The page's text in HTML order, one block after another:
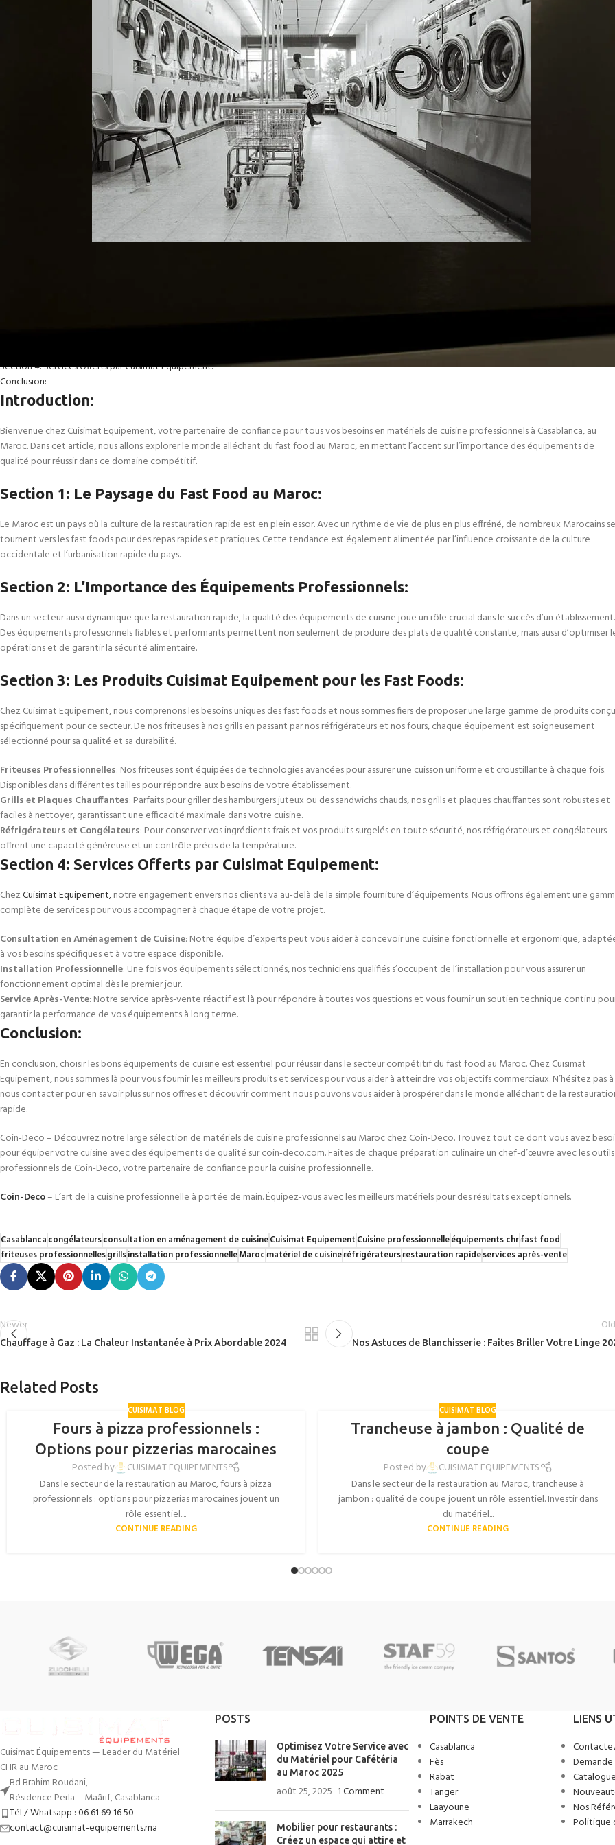
Section 4: Services Offerts par Cuisimat Equipement:
Conclusion:
Introduction:
Bienvenue chez Cuisimat Equipement, votre partenaire de confiance pour tous vos besoins en matériels de cuisine professionnels à Casablanca, au
Maroc. Dans cet article, nous allons explorer le monde alléchant du fast food au Maroc, en mettant l’accent sur l’importance des équipements de
qualité pour réussir dans ce domaine compétitif.
Section 1: Le Paysage du Fast Food au Maroc:
Le Maroc est un pays où la culture de la restauration rapide est en plein essor. Avec un rythme de vie de plus en plus effréné, de nombreux Marocains se
tournent vers les fast foods pour des repas rapides et pratiques. Cette tendance est également alimentée par l’influence croissante de la culture
occidentale et l’urbanisation rapide du pays.
Section 2: L’Importance des Équipements Professionnels:
Dans un secteur aussi dynamique que la restauration rapide, la qualité des équipements de cuisine joue un rôle crucial dans le succès d’un établissement.
Des équipements professionnels fiables et performants permettent non seulement de produire des plats de qualité constante, mais aussi d’optimiser
opérations et de garantir la sécurité alimentaire.
Section 3: Les Produits Cuisimat Equipement pour les Fast Foods:
Chez Cuisimat Equipement, nous comprenons les besoins uniques des fast foods et nous sommes fiers de proposer une large gamme de produits
spécifiquement pour ce secteur. De nos friteuses à nos grills en passant par nos réfrigérateurs et nos fours, chaque équipement est soigneusement
sélectionné pour sa qualité et sa durabilité.
Friteuses Professionnelles: Nos friteuses sont équipées de technologies avancées pour assurer une cuisson uniforme et croustillante à chaque fois.
Disponibles dans différentes tailles pour répondre aux besoins de votre établissement.
Grills et Plaques Chauffantes: Parfaits pour griller des hamburgers juteux ou des sandwichs chauds, nos grills et plaques chauffantes sont robustes et
faciles à nettoyer, garantissant une efficacité maximale dans votre cuisine.
Réfrigérateurs et Congélateurs: Pour conserver vos ingrédients frais et vos produits surgelés en toute sécurité, nos réfrigérateurs et congélateurs
offrent une capacité généreuse et un contrôle précis de la température.
Section 4: Services Offerts par Cuisimat Equipement:
ChezCuisimat Equipement,notre engagement envers nos clients va au-delà de la simple fourniture d’équipements. Nous offrons également une
complète de services pour vous accompagner à chaque étape de votre projet.
Consultation en Aménagement de Cuisine: Notre équipe d’experts peut vous aider à concevoir une cuisine fonctionnelle et ergonomique,
à vos besoins spécifiques et à votre espace disponible.
Installation Professionnelle: Une fois vos équipements sélectionnés, nos techniciens qualifiés s’occupent de l’installation pour vous assurer un
fonctionnement optimal dès le premier jour.
Service Après-Vente: Notre service après-vente réactif est là pour répondre à toutes vos questions et vous fournir un soutien technique continu
garantir la performance de vos équipements à long terme.
Conclusion:
En conclusion, choisir les bons équipements de cuisine est essentiel pour réussir dans le secteur compétitif du fast food au Maroc. Chez Cuisimat
Equipement, nous sommes là pour vous fournir les meilleurs produits et services pour vous aider à atteindre vos objectifs commerciaux. N’hésitez pas à
nous contacter pour en savoir plus sur nos offres et découvrir comment nous pouvons vous aider à prospérer dans le monde alléchant de la
rapide.
Coin-Deco – Découvrez notre large sélection de matériels de cuisine professionnels au Maroc chez Coin-Deco. Trouvez tout ce dont vous avez
pour équiper votre cuisine avec des équipements de qualité sur coin-deco.com. Faites de chaque préparation culinaire un chef-d’œuvre avec les outils
professionnels de Coin-Deco, votre partenaire de confiance pour la cuisine professionnelle.
Coin-Deco– L’art de la cuisine professionnelle à portée de main. Équipez-vous avec les meilleurs matériels pour des résultats exceptionnels.
Casablancacongélateursconsultation en aménagement de cuisineCuisimat EquipementCuisine professionnelleéquipements chrfast food
friteuses professionnellesgrillsinstallation professionnelleMarocmatériel de cuisineréfrigérateursrestauration rapideservices après-vente
Newer
Chauffage à Gaz : La Chaleur Instantanée à Prix Abordable 2024 Nos Astuces de Blanchisserie : Faites Briller Votre Linge
Related Posts
CUISIMAT BLOG
Fours à pizza professionnels :
Options pour pizzerias marocaines
Posted by
CUISIMAT EQUIPEMENTS
Dans le secteur de la restauration au Maroc, fours à pizza
professionnels : options pour pizzerias marocaines jouent un
rôle essentiel....
CONTINUE READING
CUISIMAT BLOG
Trancheuse à jambon : Qualité de
coupe
Posted by
CUISIMAT EQUIPEMENTS
Dans le secteur de la restauration au Maroc, trancheuse à
jambon : qualité de coupe jouent un rôle essentiel. Investir dans
du matériel...
CONTINUE READING
Cuisimat Équipements — Leader du Matériel
CHR au Maroc
Bd Brahim Roudani,
Résidence Perla – Maârif, Casablanca
Tél / Whatsapp : 06 61 69 16 50
contact@cuisimat-equipements.ma
POSTS
Optimisez Votre Service avec
du Matériel pour Cafétéria
au Maroc 2025
août 25, 2025 1 Comment
Mobilier pour restaurants :
Créez un espace qui attire et
POINTS DE VENTE
Casablanca
Fès
Rabat
Tanger
Laayoune
Marrakech
LIENS
Nos
Politique